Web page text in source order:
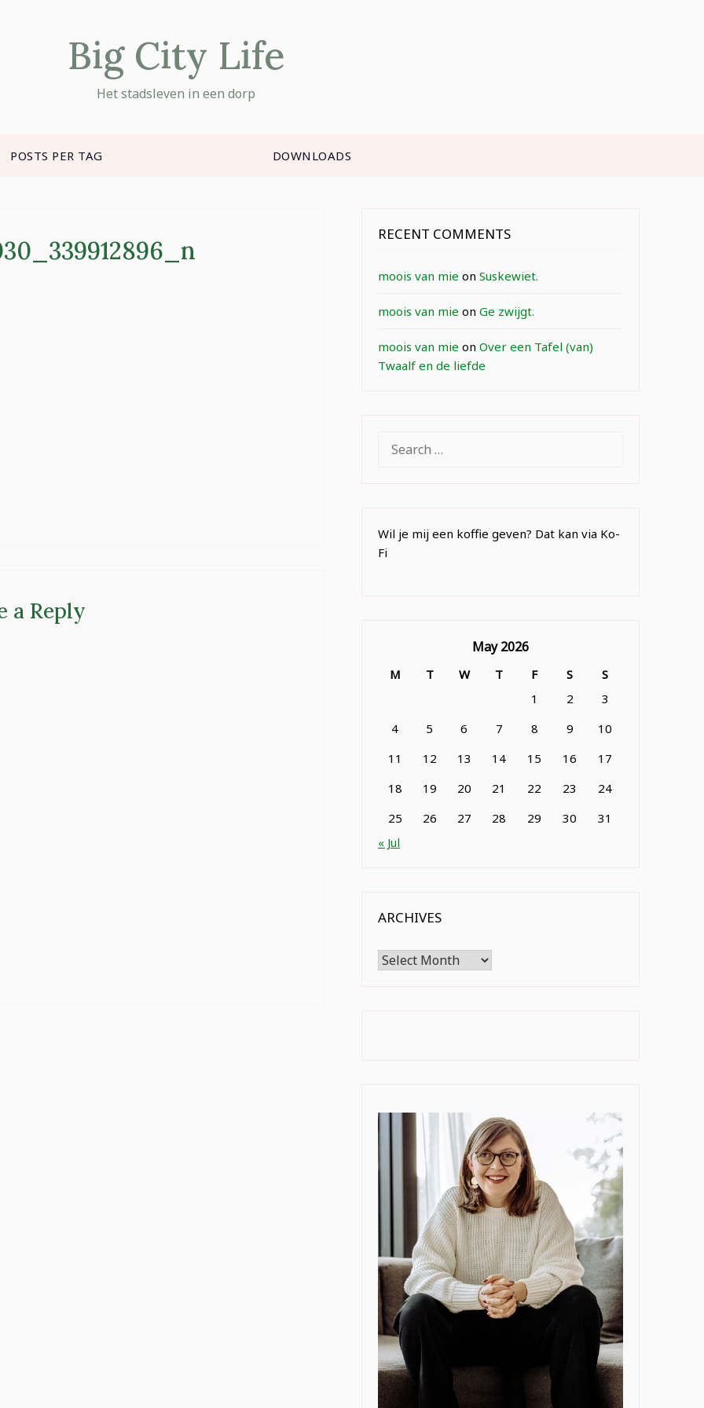
Big City Life
Het stadsleven in een dorp
POSTS PER TAG DOWNLOADS
a Reply
RECENT COMMENTS
moois van mie on Suskewiet.
moois van mie on Ge zwijgt.
moois van mie on Over een Tafel (van)
Twaalf en de liefde
FOR:
Wil je mij een koffie geven? Dat kan via Ko-
Fi
May 2026
M T W T F S
S
1
2
3
4
5 6 7 8 9
10
11
12 13 14 15 16
17
18
19 20 21 22 23
24
25
26 27 28 29 30
31
« Jul
ARCHIVES
Archives